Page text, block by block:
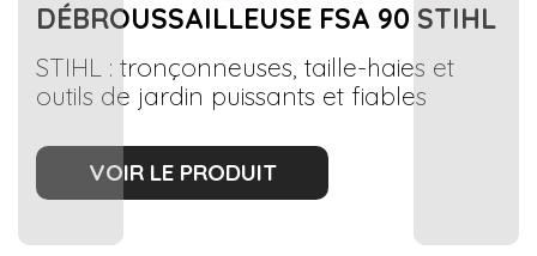
DÉBROUSSAILLEUSE FSA 90 STIHL
STIHL : tronçonneuses, taille-haies et
outils de jardin puissants et fiables
VOIR LE PRODUIT